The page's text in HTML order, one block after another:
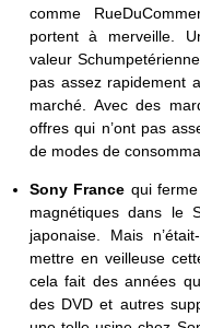
comme
portent à merveille.
valeur
pas assez rapidement
marché. Avec des
offres qui n’ont pas
de modes de
Sony France qui
magnétiques dans le
japonaise. Mais
mettre en veilleuse
cela fait des années
des DVD et autres